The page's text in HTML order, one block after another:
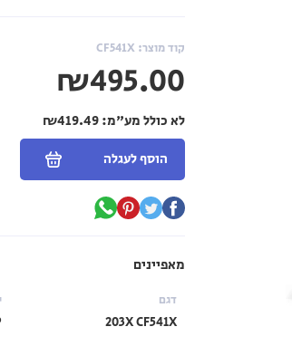
קוד מוצר: CF541X
₪495.00
לא כולל מע"מ:
הוסף לעגלה
מאפיינים
דגם
203X CF541X